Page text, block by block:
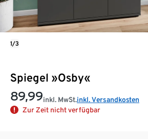
Spiegel »Osby«
89,99inkl. MwSt.inkl. Versandkosten
Zur Zeit nicht verfügbar
1/3